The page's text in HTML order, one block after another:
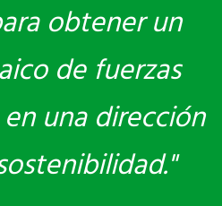
obtener un
de fuerzas
una dirección